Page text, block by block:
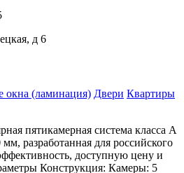
д 6
окна (ламинация) Двери Квартиры
пятикамерная система класса А
разработанная для российского
доступную цену и
Конструкция: Камеры: 5